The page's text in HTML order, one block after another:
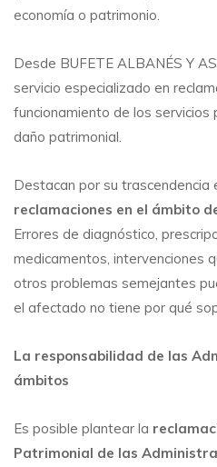
economía o patrimonio.
Desde BUFETE ALBANÉS Y
servicio especializado en
funcionamiento de los servicios
daño patrimonial.
Destacan por su trascendencia
reclamaciones en el ámbito
Errores de diagnóstico,
medicamentos, intervenciones
otros problemas semejantes
el afectado no tiene por qué
La responsabilidad de las
ámbitos
Es posible plantear la
Patrimonial de las